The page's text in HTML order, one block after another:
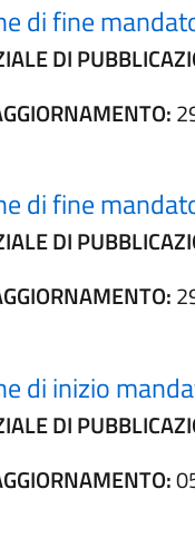
di fine
DI
di fine
DI
di inizio
DI